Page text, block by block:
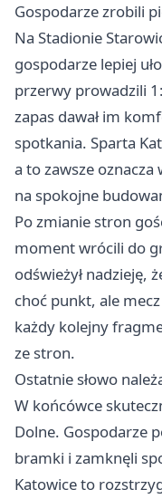
Gospodarze zrobili
Na Stadionie
gospodarze lepiej
przerwy prowadzili
zapas dawał im
spotkania. Sparta
a to zawsze
na spokojne
Po zmianie stron
moment wrócili do
odświeżył nadzieję,
choć punkt, ale
każdy kolejny
ze stron.
Ostatnie słowo
W końcówce
Dolne. Gospodarze
bramki i zamknęli
Katowice to